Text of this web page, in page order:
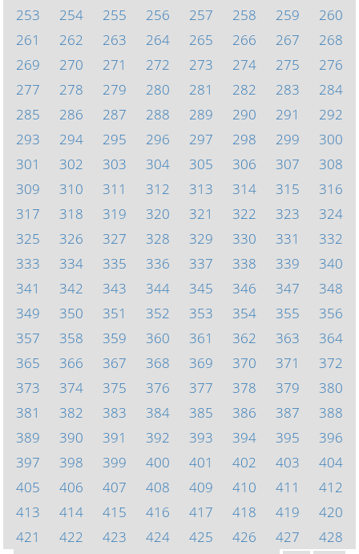
253
254 255 256 257 258 259
260
261
262 263 264 265 266 267
268
269
270 271 272 273 274 275
276
277
278 279 280 281 282 283
284
285
286 287 288 289 290 291
292
293
294 295 296 297 298 299
300
301
302 303 304 305 306 307
308
309
310 311 312 313 314 315
316
317
318 319 320 321 322 323
324
325
326 327 328 329 330 331
332
333
334 335 336 337 338 339
340
341
342 343 344 345 346 347
348
349
350 351 352 353 354 355
356
357
358 359 360 361 362 363
364
365
366 367 368 369 370 371
372
373
374 375 376 377 378 379
380
381
382 383 384 385 386 387
388
389
390 391 392 393 394 395
396
397
398 399 400 401 402 403
404
405
406 407 408 409 410 411
412
413
414 415 416 417 418 419
420
421
422 423 424 425 426 427
428